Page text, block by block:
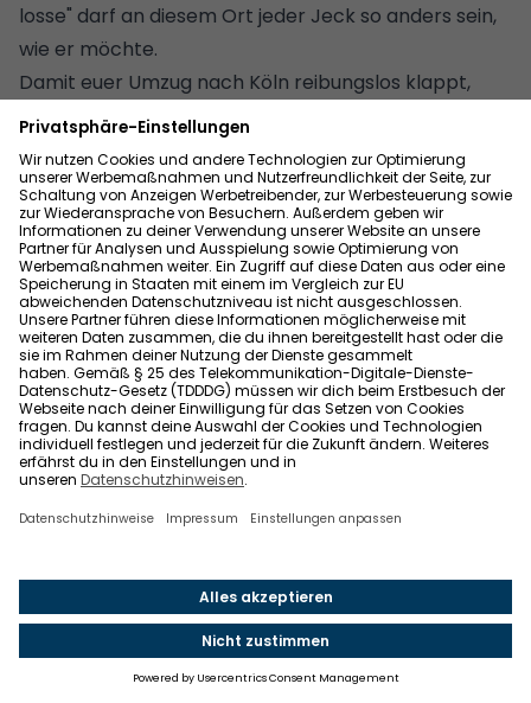
losse" darf an diesem Ort jeder Jeck so anders sein,
wie er möchte.
Damit euer Umzug nach Köln reibungslos klappt,
haben wir hier weitere praktische Tipps für euch:
Umzugshelfer engagieren: Private Umzugshilfe
oder Umzugsunternehmen?
15 typische Fehler, wenn ihr ein
Umzugsunternehmen beauftragt
Checkliste Adressänderung: Richtig ummelden
nach dem Umzug
Umzugskosten: 7 Tricks, wie ihr beim Umzug viel
Geld sparen könnt
Wohnung in Köln mieten
Da hast du Glück! Schau dir gerne unsere
zahlreichen, spannenden
Immobilienangebote für dich an.